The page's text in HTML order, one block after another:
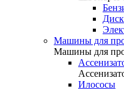
Машины для
Машины для
Илососы